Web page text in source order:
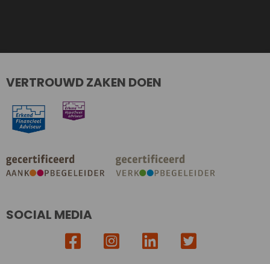
VERTROUWD ZAKEN DOEN
SOCIAL MEDIA